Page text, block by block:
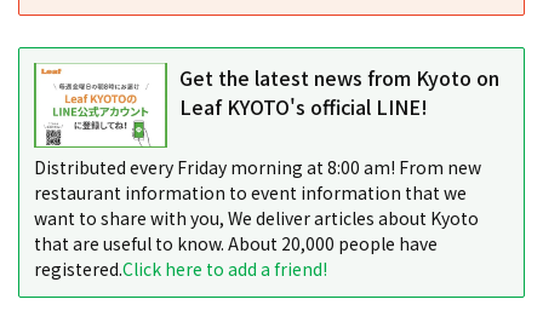
Get the latest news from Kyoto on
Leaf KYOTO's official LINE!
Distributed every Friday morning at 8:00 am! From new
restaurant information to event information that we
want to share with you, We deliver articles about Kyoto
that are useful to know. About 20,000 people have
registered.Click here to add a friend!